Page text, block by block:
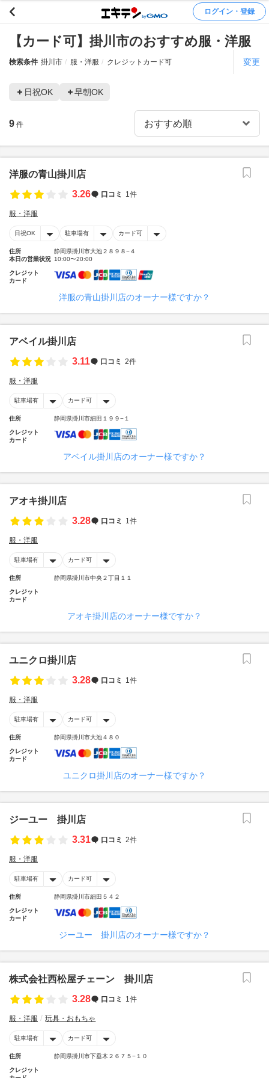
ログイン・登録
【カード可】掛川市のおすすめ服・洋服
検索条件 掛川市 服・洋服 クレジットカード可 変更
日祝OK 早朝OK
9 件
洋服の青山掛川店
3.26
口コミ 1件
服・洋服
日祝OK 駐車場有 カード可
住所
静岡県掛川市大池２８９８−４
本日の営業状況 10:00〜20:00
クレジット
カード
洋服の青山掛川店のオーナー様ですか？
アベイル掛川店
3.11
口コミ 2件
服・洋服
駐車場有 カード可
住所 静岡県掛川市細田１９９−１
クレジット
カード
アベイル掛川店のオーナー様ですか？
アオキ掛川店
3.28
口コミ 1件
服・洋服
駐車場有 カード可
住所 静岡県掛川市中央２丁目１１
クレジット
カード
アオキ掛川店のオーナー様ですか？
ユニクロ掛川店
3.28
口コミ 1件
服・洋服
駐車場有 カード可
住所 静岡県掛川市大池４８０
クレジット
カード
ユニクロ掛川店のオーナー様ですか？
ジーユー 掛川店
3.31
口コミ 2件
服・洋服
駐車場有 カード可
住所 静岡県掛川市細田５４２
クレジット
カード
ジーユー 掛川店のオーナー様ですか？
株式会社西松屋チェーン 掛川店
3.28
口コミ 1件
服・洋服 玩具・おもちゃ
駐車場有 カード可
住所 静岡県掛川市下垂木２６７５−１０
クレジット